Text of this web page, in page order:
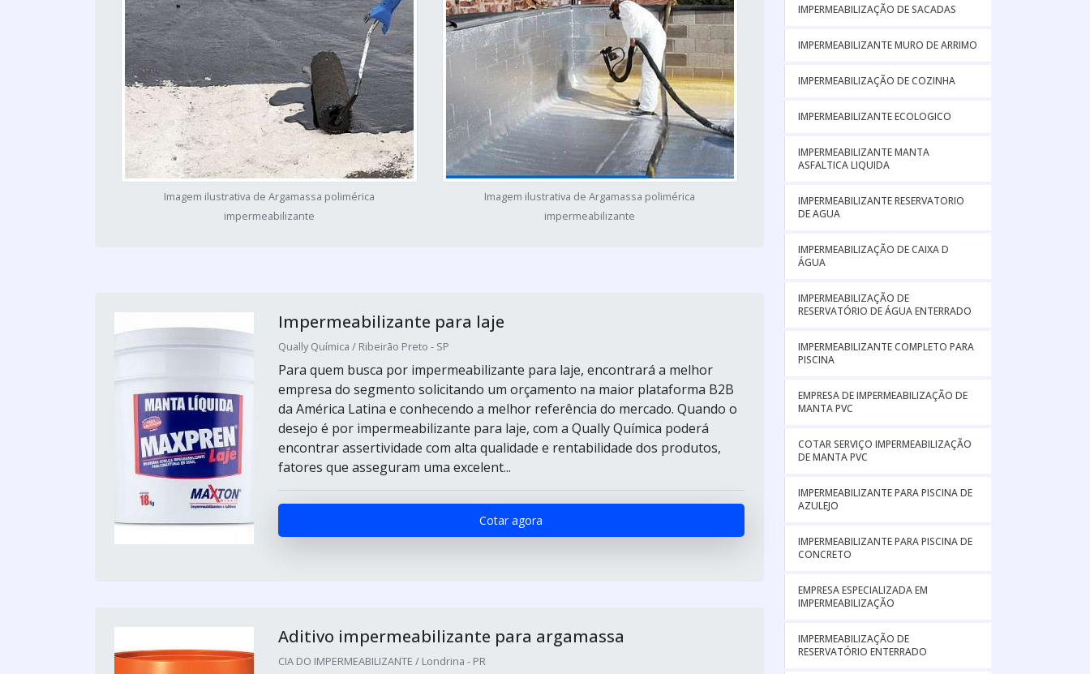
Imagem ilustrativa de Argamassa polimérica
impermeabilizante
Imagem ilustrativa de Argamassa polimérica
impermeabilizante
Impermeabilizante para laje
Qually Química / Ribeirão Preto - SP
Para quem busca por impermeabilizante para laje, encontrará a melhor
empresa do segmento solicitando um orçamento na maior plataforma B2B
da América Latina e conhecendo a melhor referência do mercado. Quando o
desejo é por impermeabilizante para laje, com a Qually Química poderá
encontrar assertividade com alta qualidade e rentabilidade dos produtos,
fatores que asseguram uma excelent...
Cotar agora
Aditivo impermeabilizante para argamassa
CIA DO IMPERMEABILIZANTE / Londrina - PR
IMPERMEABILIZAÇÃO DE SACADAS
IMPERMEABILIZANTE MURO DE ARRIMO
IMPERMEABILIZAÇÃO DE COZINHA
IMPERMEABILIZANTE ECOLOGICO
IMPERMEABILIZANTE MANTA
ASFALTICA LIQUIDA
IMPERMEABILIZANTE RESERVATORIO
DE AGUA
IMPERMEABILIZAÇÃO DE CAIXA D
ÁGUA
IMPERMEABILIZAÇÃO DE
RESERVATÓRIO DE ÁGUA ENTERRADO
IMPERMEABILIZANTE COMPLETO PARA
PISCINA
EMPRESA DE IMPERMEABILIZAÇÃO DE
MANTA PVC
COTAR SERVIÇO IMPERMEABILIZAÇÃO
DE MANTA PVC
IMPERMEABILIZANTE PARA PISCINA DE
AZULEJO
IMPERMEABILIZANTE PARA PISCINA DE
CONCRETO
EMPRESA ESPECIALIZADA EM
IMPERMEABILIZAÇÃO
IMPERMEABILIZAÇÃO DE
RESERVATÓRIO ENTERRADO